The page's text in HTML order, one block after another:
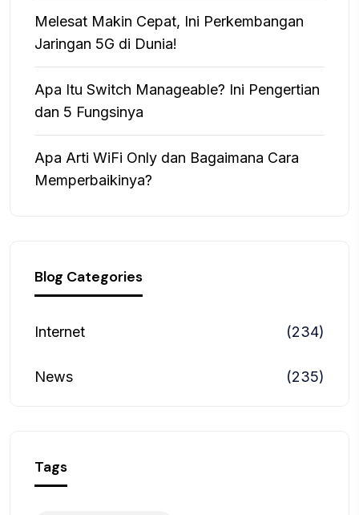
Melesat Makin Cepat, Ini Perkembangan
Jaringan 5G di Dunia!
Apa Itu Switch Manageable? Ini Pengertian
dan 5 Fungsinya
Apa Arti WiFi Only dan Bagaimana Cara
Memperbaikinya?
Blog Categories
Internet (234)
News (235)
Tags